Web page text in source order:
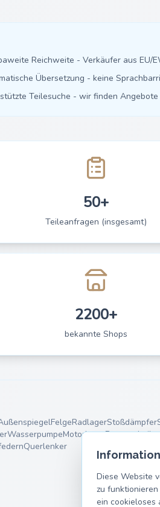
Reichweite - Verkäufer aus EU/
Übersetzung - keine
Teilesuche - wir finden
50+
Teileanfragen (insgesamt)
2200+
bekannte Shops
FelgeRadlagerStoßdämpfer
WasserpumpeMotorlager
Querlenker
Information
Diese Website
zu
ein cookieloses